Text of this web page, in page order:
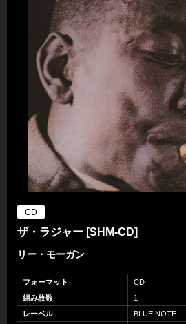
CD
ザ・ラジャー [SHM-CD]
リー・モーガン
フォーマット
CD
組み枚数
1
レーベル
BLUE NOTE